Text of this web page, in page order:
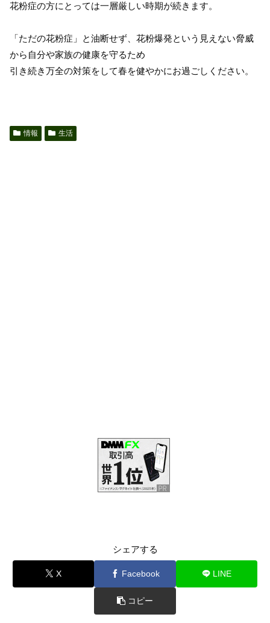
花粉症の方にとっては一層厳しい時期が続きます。
「ただの花粉症」と油断せず、花粉爆発という見えない脅威
から自分や家族の健康を守るため
引き続き万全の対策をして春を健やかにお過ごしください。
情報 生活
シェアする
X Facebook LINE
コピー